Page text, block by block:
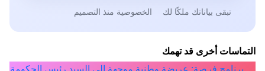
تبقى بياناتك ملكًا لك الخصوصية منذ التصميم
التماسات أخرى قد تهمك